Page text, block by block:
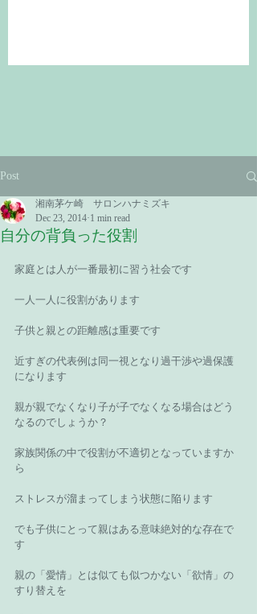
Post
自分の背負った役割
湘南茅ケ崎 サロンハナミズキ
Dec 23, 2014 1 min read
家庭とは人が一番最初に習う社会です
一人一人に役割があります
子供と親との距離感は重要です
近すぎの代表例は同一視となり過干渉や過保護
になります
親が親でなくなり子が子でなくなる場合はどう
なるのでしょうか？
家族関係の中で役割が不適切となっていますか
ら
ストレスが溜まってしまう状態に陥ります
でも子供にとって親はある意味絶対的な存在で
す
親の「愛情」とは似ても似つかない「欲情」の
すり替えを